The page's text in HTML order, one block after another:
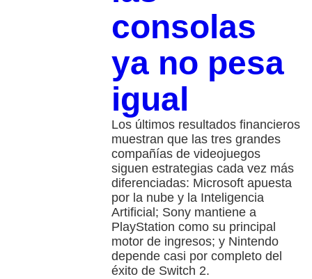
consolas
ya no pesa
igual
Los últimos resultados financieros
muestran que las tres grandes
compañías de videojuegos
siguen estrategias cada vez más
diferenciadas: Microsoft apuesta
por la nube y la Inteligencia
Artificial; Sony mantiene a
PlayStation como su principal
motor de ingresos; y Nintendo
depende casi por completo del
éxito de Switch 2.